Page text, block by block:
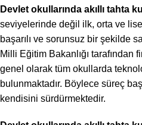
Devlet okullarında akıllı tahta
seviyelerinde değil ilk, orta ve
başarılı ve sorunsuz bir şekilde
Milli Eğitim Bakanlığı tarafından
genel olarak tüm okullarda
bulunmaktadır. Böylece süreç
kendisini sürdürmektedir.